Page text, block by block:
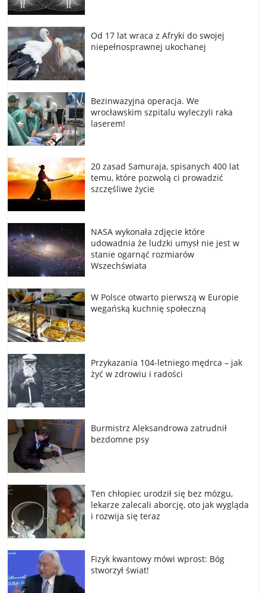
Od 17 lat wraca z Afryki do swojej
niepełnosprawnej ukochanej
Bezinwazyjna operacja. We
wrocławskim szpitalu wyleczyli raka
laserem!
20 zasad Samuraja, spisanych 400 lat
temu, które pozwolą ci prowadzić
szczęśliwe życie
NASA wykonała zdjęcie które
udowadnia że ludzki umysł nie jest w
stanie ogarnąć rozmiarów
Wszechświata
W Polsce otwarto pierwszą w Europie
wegańską kuchnię społeczną
Przykazania 104-letniego mędrca – jak
żyć w zdrowiu i radości
Burmistrz Aleksandrowa zatrudnił
bezdomne psy
Ten chłopiec urodził się bez mózgu,
lekarze zalecali aborcję, oto jak wygląda
i rozwija się teraz
Fizyk kwantowy mówi wprost: Bóg
stworzył świat!